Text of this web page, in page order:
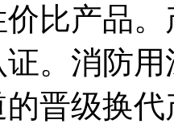
比产品
。消防
晋级换